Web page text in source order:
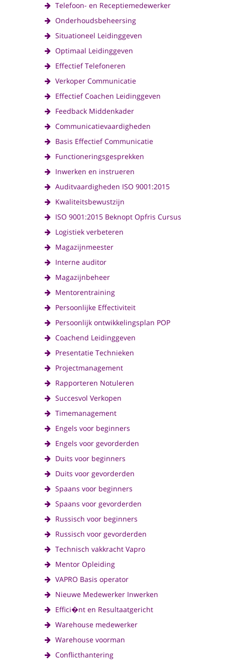
Telefoon- en Receptiemedewerker
Onderhoudsbeheersing
Situationeel Leidinggeven
Optimaal Leidinggeven
Effectief Telefoneren
Verkoper Communicatie
Effectief Coachen Leidinggeven
Feedback Middenkader
Communicatievaardigheden
Basis Effectief Communicatie
Functioneringsgesprekken
Inwerken en instrueren
Auditvaardigheden ISO 9001:2015
Kwaliteitsbewustzijn
ISO 9001:2015 Beknopt Opfris Cursus
Logistiek verbeteren
Magazijnmeester
Interne auditor
Magazijnbeheer
Mentorentraining
Persoonlijke Effectiviteit
Persoonlijk ontwikkelingsplan POP
Coachend Leidinggeven
Presentatie Technieken
Projectmanagement
Rapporteren Notuleren
Succesvol Verkopen
Timemanagement
Engels voor beginners
Engels voor gevorderden
Duits voor beginners
Duits voor gevorderden
Spaans voor beginners
Spaans voor gevorderden
Russisch voor beginners
Russisch voor gevorderden
Technisch vakkracht Vapro
Mentor Opleiding
VAPRO Basis operator
Nieuwe Medewerker Inwerken
Effici�nt en Resultaatgericht
Warehouse medewerker
Warehouse voorman
Conflicthantering